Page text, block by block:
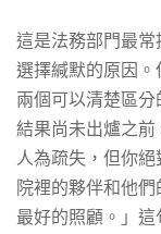
這是法務部門最常
選擇緘默的原因
兩個可以清楚區
結果尚未出爐之
人為疏失，但你
院裡的夥伴和他
最好的照顧。」